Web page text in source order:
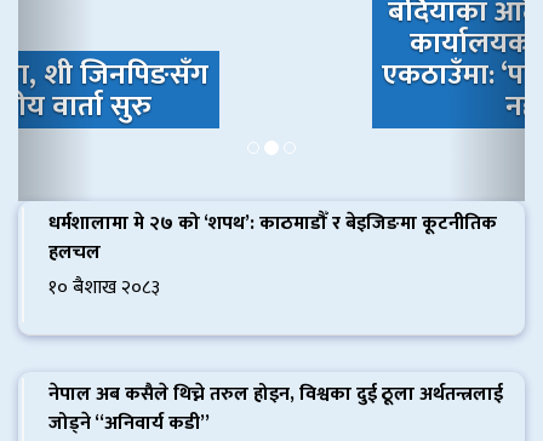
बर्दियाका आठै स्थानीय तह वन
कार्यालयको सूचना विरुद्ध
एकठाउँमा: ‘पहिचान नगरी बस्ती
धर्मशालामा मे २७ को ‘शपथ’: काठमाडौँ र बेइजिङमा कूटनीतिक
हलचल
१० बैशाख २०८३
नेपाल अब कसैले थिच्ने तरुल होइन, विश्वका दुई ठूला अर्थतन्त्रलाई
जोड्ने “अनिवार्य कडी”